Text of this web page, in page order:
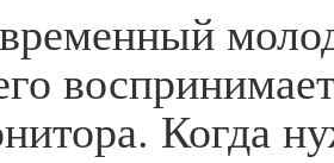
Когда